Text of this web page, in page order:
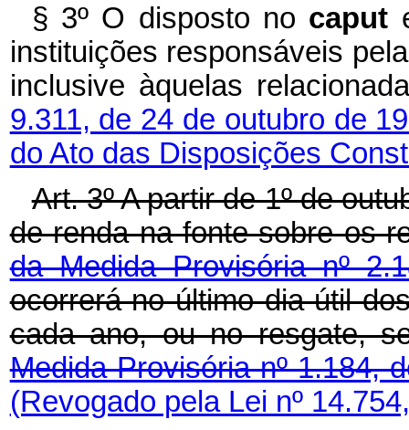
§ 3º O disposto no caput
instituições responsáveis
inclusive àquelas
9.311, de 24 de outubro de
do Ato das Disposições
Art. 3º A partir de 1º de
de renda na fonte sobre os
da Medida Provisória nº
ocorrerá no último dia útil
cada ano, ou no resgate,
Medida Provisória nº 1.184,
(Revogado pela Lei nº